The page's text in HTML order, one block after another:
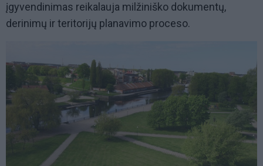
įgyvendinimas reikalauja milžiniško dokumentų,
derinimų ir teritorijų planavimo proceso.